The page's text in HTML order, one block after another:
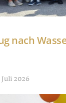
nach
2026